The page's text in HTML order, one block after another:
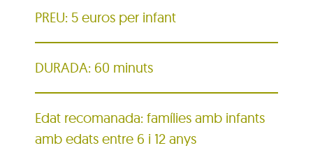
PREU: 5 euros per infant
DURADA: 60 minuts
Edat recomanada: famílies amb infants
amb edats entre 6 i 12 anys